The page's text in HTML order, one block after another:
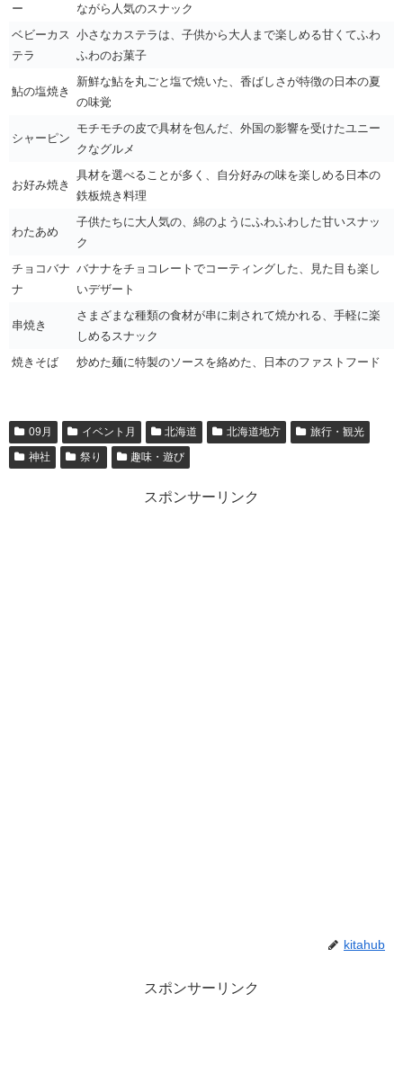
ー
ながら人気のスナック
ベビーカス
テラ
小さなカステラは、子供から大人まで楽しめる甘くてふわ
ふわのお菓子
鮎の塩焼き
新鮮な鮎を丸ごと塩で焼いた、香ばしさが特徴の日本の夏
の味覚
シャーピン
モチモチの皮で具材を包んだ、外国の影響を受けたユニー
クなグルメ
お好み焼き
具材を選べることが多く、自分好みの味を楽しめる日本の
鉄板焼き料理
わたあめ
子供たちに大人気の、綿のようにふわふわした甘いスナッ
ク
チョコバナ
ナ
バナナをチョコレートでコーティングした、見た目も楽し
いデザート
串焼き
さまざまな種類の食材が串に刺されて焼かれる、手軽に楽
しめるスナック
焼きそば
炒めた麺に特製のソースを絡めた、日本のファストフード
09月 イベント月 北海道 北海道地方
旅行・観光
神社
祭り 趣味・遊び
スポンサーリンク
kitahub
スポンサーリンク